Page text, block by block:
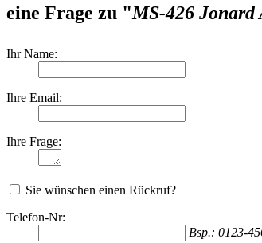
eine Frage zu "MS-426 Jonard
Ihr Name:
Ihre Email:
Ihre Frage:
Sie wünschen einen Rückruf?
Telefon-Nr:
Bsp.: 0123-